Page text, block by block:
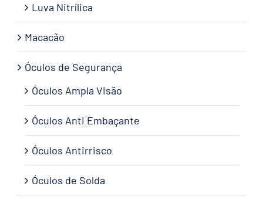
Luva Nitrílica
Macacão
Óculos de Segurança
Óculos Ampla Visão
Óculos Anti Embaçante
Óculos Antirrisco
Óculos de Solda